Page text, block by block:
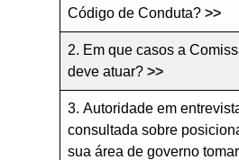
Código de Conduta? >>
2. Em que casos a
deve atuar? >>
3. Autoridade em
consultada sobre
sua área de governo